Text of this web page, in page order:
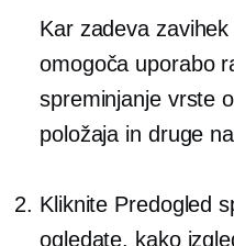
Kar zadeva
omogoča uporabo
spreminjanje vrste
položaja in druge
Kliknite Predogled
ogledate, kako